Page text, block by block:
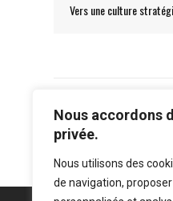
Nous accordons
privée.
Nous utilisons des
de navigation,
Vers une culture